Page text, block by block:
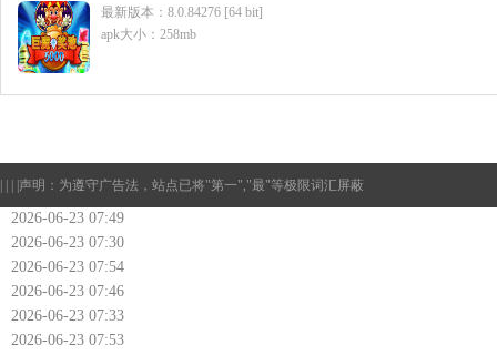
最新版本：8.0.84276 [64 bit]
apk大小：258mb
声明：为遵守广告法，站点已将"第一","最"等极限词汇屏蔽
2026-06-23 07:49
2026-06-23 07:30
2026-06-23 07:54
2026-06-23 07:46
2026-06-23 07:33
2026-06-23 07:53